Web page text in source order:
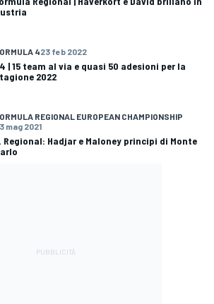
423 feb 2022
| 15 team al via e quasi 50 adesioni per la
2022
REGIONAL EUROPEAN CHAMPIONSHIP
mag 2021
Regional: Hadjar e Maloney principi di Monte